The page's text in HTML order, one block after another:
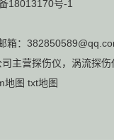
18013170号-1
箱：
主营探伤仪， 涡流探伤
地图 txt地图